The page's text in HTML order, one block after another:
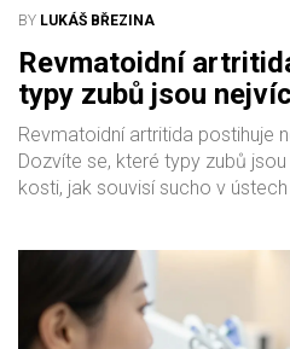
BY LUKÁŠ BŘEZINA
Revmatoidní
typy zubů jsou
Revmatoidní artritida postihuje
Dozvíte se, které typy zubů
kosti, jak souvisí sucho v